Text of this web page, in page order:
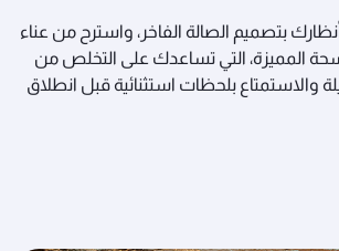
بتصميم الصالة الفاخر، واسترح من عناء
المميزة، التي تساعدك على التخلص من
والاستمتاع بلحظات استثنائية قبل انطلاق